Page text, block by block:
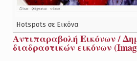
Hotspots σε Εικόνα
Αντιπαραβολή Εικόνων /
διαδραστικών εικόνων